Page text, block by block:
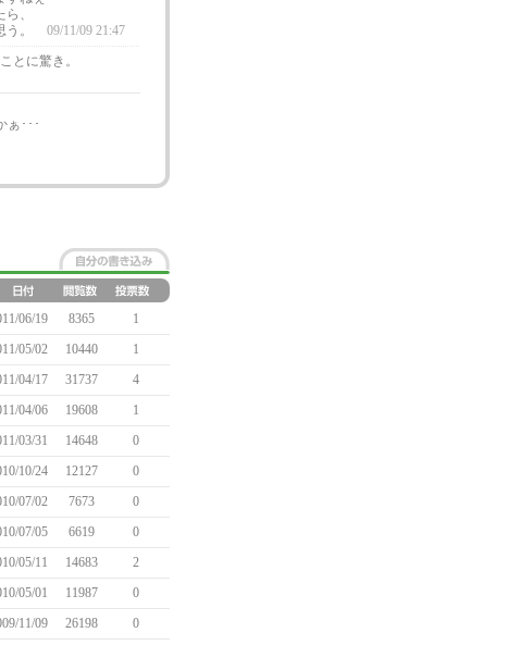
、
。
09/11/09 21:47
とに驚き。
ぁ･･･
06/19 8365
1
05/02 10440
1
04/17 31737
4
04/06 19608
1
03/31 14648
0
10/24 12127
0
07/02 7673
0
07/05 6619
0
05/11 14683
2
05/01 11987
0
11/09 26198
0